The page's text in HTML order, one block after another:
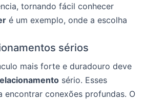
tornando fácil conhecer
é um exemplo, onde a escolha
sérios
mais forte e duradouro deve
sério. Esses
encontrar conexões profundas. O